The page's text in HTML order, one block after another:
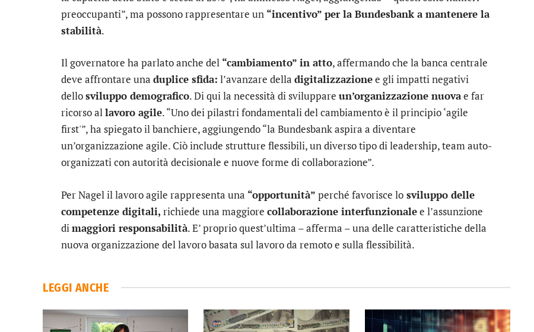
preoccupanti”, ma possono rappresentare un “incentivo” per la Bundesbank a mantenere la
stabilità.
Il governatore ha parlato anche del “cambiamento” in atto, affermando che la banca centrale
deve affrontare una duplice sfida: l’avanzare della digitalizzazionee gli impatti negativi
dellosviluppo demografico. Di qui la necessità di sviluppare un’organizzazione nuovae far
ricorso allavoro agile. “Uno dei pilastri fondamentali del cambiamento è il principio ‘agile
first'”, ha spiegato il banchiere, aggiungendo “la Bundesbank aspira a diventare
un’organizzazione agile. Ciò include strutture flessibili, un diverso tipo di leadership, team auto-
organizzati con autorità decisionale e nuove forme di collaborazione”.
Per Nagel il lavoro agile rappresenta una “opportunità” perché favorisce lo sviluppo delle
competenze digitali, richiede una maggiore collaborazione interfunzionalee l’assunzione
di maggiori responsabilità. E’ proprio quest’ultima – afferma – una delle caratteristiche della
nuova organizzazione del lavoro basata sul lavoro da remoto e sulla flessibilità.
LEGGI ANCHE